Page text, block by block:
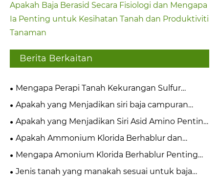
Apakah Baja Berasid Secara Fisiologi dan Mengapa
Ia Penting untuk Kesihatan Tanah dan Produktiviti
Tanaman
Berita Berkaitan
Mengapa Perapi Tanah Kekurangan Sulfur
Mengubah Produktiviti Tanaman dan Kesihatan
Tanah?
Apakah yang Menjadikan siri baja campuran
Biasa Penting untuk Pertanian Moden?
Apakah yang Menjadikan Siri Asid Amino Penting
untuk Kesihatan dan Industri Moden?
Apakah Ammonium Klorida Berhablur dan
Mengapa Ia Penting untuk Pertanian dan Industri
Moden
Mengapa Amonium Klorida Berhablur Penting
untuk Pertanian Moden dan Baja Perindustrian
Jenis tanah yang manakah sesuai untuk baja